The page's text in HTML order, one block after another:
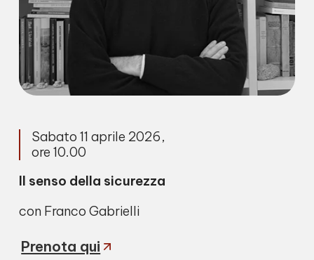
Sabato 11 aprile 2026,
ore 10.00
Il senso della sicurezza
con Franco Gabrielli
Prenota qui